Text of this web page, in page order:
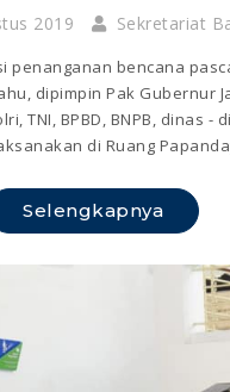
2019 Sekretariat
penanganan bencana
dipimpin Pak Gubernur
TNI, BPBD, BNPB, dinas -
di Ruang
Selengkapnya